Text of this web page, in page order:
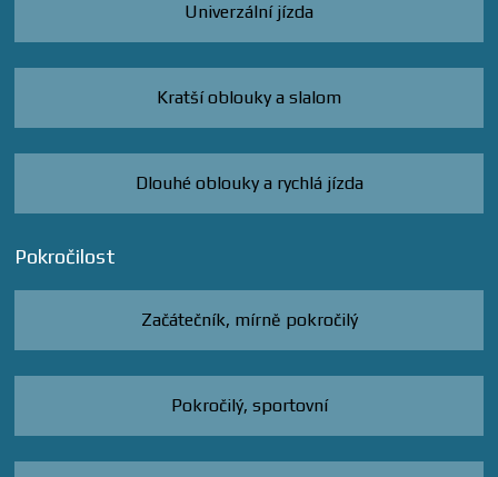
Univerzální jízda
Kratší oblouky a slalom
Dlouhé oblouky a rychlá jízda
Pokročilost
Začátečník, mírně pokročilý
Pokročilý, sportovní